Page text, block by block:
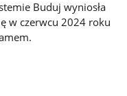
Buduj wyniosła
w czerwcu 2024 roku